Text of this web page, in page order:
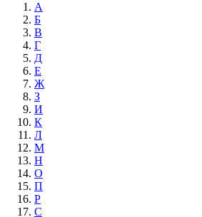
А
Б
В
Г
Д
Е
Ж
З
И
К
Л
М
Н
О
П
Р
С